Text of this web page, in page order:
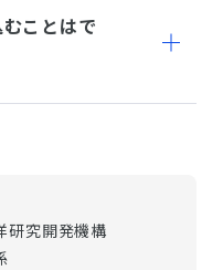
ことはで
研究開発機構